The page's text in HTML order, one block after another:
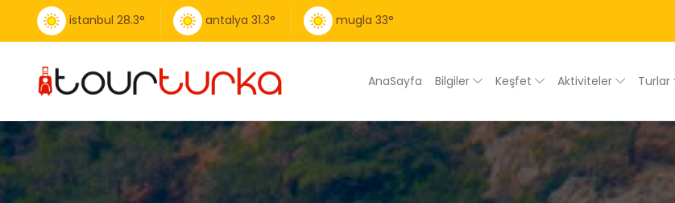
istanbul 28.3° antalya 31.3° mugla 33°
AnaSayfa Bilgiler Keşfet Aktiviteler Turlar